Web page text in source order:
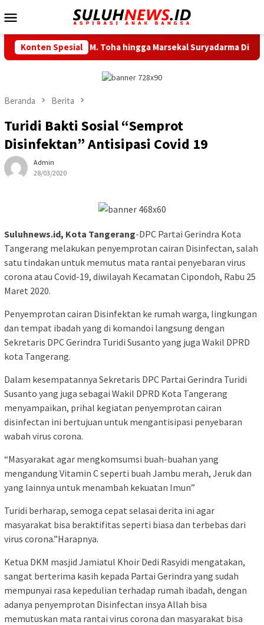
ke
Mobile
Konten Spesial
Jalan M. Toha hingga Marsekal Suryadarma Diperbaiki, Ini
Beranda Berita
Turidi Bakti Sosial “Semprot
Disinfektan” Antisipasi Covid 19
Admin
28/03/2020
Suluhnews.id, Kota Tangerang-DPC Partai Gerindra Kota
Tangerang melakukan penyemprotan cairan Disinfectan, salah
satu tindakan untuk memutus mata rantai penyebaran virus
corona atau Covid-19, diwilayah Kecamatan Cipondoh, Rabu 25
Maret 2020.
Penyemprotan cairan Disinfektan ke rumah warga, lingkungan
dan tempat ibadah yang di komandoi langsung dengan
Sekretaris DPC Gerindra Turidi Susanto yang juga Wakil DPRD
kota Tangerang.
Dalam kesempatannya Sekretaris DPC Partai Gerindra Turidi
Susanto yang juga sebagai Wakil DPRD Kota Tangerang
menyampaikan, prihal kegiatan penyemprotan cairan
disinfectan ini bertujuan untuk mengantisipasi penyebaran
wabah virus corona.
“Masyarakat agar mengkomsumsi buah-buahan yang
mengandung Vitamin C seperti buah Jambu merah, Jeruk dan
yang lainnya untuk menambah kekuatan Imun”
Turidi berharap, semoga cepat selasai derita ini agar
masyarakat bisa beraktifitas seperti biasa dan terbebas dari
virus corona.”Harapnya.
Ketua DKM masjid Jamiatul Khoir Dedi Rasyidi mengatakan,
sangat berterima kasih kepada Partai Gerindra yang sudah
mempunyai rasa kepedulian terhadap rumah ibadah, dengan
adanya penyemprotan Disinfectan insya Allah bisa
memutuskan mata rantai virus corona dan masyarakat bisa